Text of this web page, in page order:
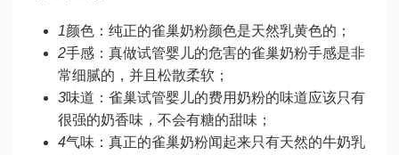
1颜色：纯正的雀巢奶粉颜色是天然乳黄色的；
2手感：真做试管婴儿的危害的雀巢奶粉手感是非
常细腻的，并且松散柔软；
3味道：雀巢试管婴儿的费用奶粉的味道应该只有
很强的奶香味，不会有糖的甜味；
4气味：真正的雀巢奶粉闻起来只有天然的牛奶乳